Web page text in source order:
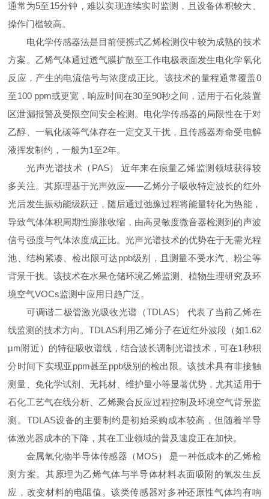
通常为5至15分钟，难以实现连续实时监测，且设备体积较大、
操作门槛较高。
电化学传感器法是目前便携式乙烯检测仪中较为成熟的技术
方案。乙烯气体通过透气膜扩散至工作电极表面发生电化学氧化
反应，产生的电流信号与浓度成正比。该技术的量程通常覆盖0
至100 ppm或更宽，响应时间在30至90秒之间，适用于石化装置
区泄漏报警及受限空间安全检测。电化学传感器的局限性在于对
乙醇、一氧化碳等气体存在一定交叉干扰，且传感器寿命受电解
液挥发制约，一般为1至2年。
光声光谱技术（PAS） 近年来在痕量乙烯监测领域获得较
多关注。其原理基于光声效应——乙烯分子吸收特定波长的红外
光后发生振动能级跃迁，随后通过弛豫过程将能量转化为热能，
导致气体体积周期性膨胀收缩，由高灵敏度微音器检测到的声波
信号强度与气体浓度成正比。光声光谱技术的优势在于无需光程
池、结构紧凑、检出限可达ppb级别，且测量不受水汽、粉尘等
背景干扰。该技术在水果仓储环境乙烯监测、植物生理研究及环
境空气VOCs监测中应用日趋广泛。
可调谐二极管激光吸收光谱（TDLAS） 代表了当前乙烯在
线监测的技术方向。TDLAS利用乙烯分子在近红外波段（如1.62
μm附近）的特征吸收谱线，结合波长调制光谱技术，可在1秒积
分时间下实现亚ppm甚至ppb级别的检出限。该技术具有非接触
测量、免化学试剂、无耗材、维护量小等显著优势，尤其适用于
石化工艺气在线分析、乙烯聚合反应过程控制及环境空气背景监
测。TDLAS设备的主要制约是初始采购成本较高，但随着半导
体激光器成本的下降，其在工业领域的普及速度正在加快。
金属氧化物半导体传感器（MOS） 是一种低成本的乙烯检
测方案。其原理为乙烯气体与半导体材料表面吸附的氧发生反
应，改变材料的电阻值。该类传感器对多种还原性气体均有响